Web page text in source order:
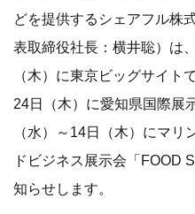
どを提供するシェアフル株
表取締役社長：横井聡）は
（木）に東京ビッグサイト
24日（木）に愛知県国際展
（水）～14日（木）にマ
ドビジネス展示会「FOOD
知らせします。